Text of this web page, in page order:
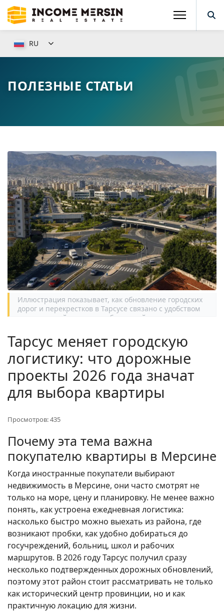
RU
ПОЛЕЗНЫЕ СТАТЬИ
Иллюстрация показывает, как обновление городских
дорог и перекрестков в Тарсусе связано с удобством
повседневной жизни и выбором района для покупки
Тарсус меняет городскую
логистику: что дорожные
проекты 2026 года значат
для выбора квартиры
Просмотров: 435
Почему эта тема важна
покупателю квартиры в Мерсине
Когда иностранные покупатели выбирают
недвижимость в Мерсине, они часто смотрят не
только на море, цену и планировку. Не менее важно
понять, как устроена ежедневная логистика:
насколько быстро можно выехать из района, где
возникают пробки, как удобно добираться до
госучреждений, больниц, школ и рабочих
маршрутов. В 2026 году Тарсус получил сразу
несколько подтвержденных дорожных обновлений,
поэтому этот район стоит рассматривать не только
как исторический центр провинции, но и как
практичную локацию для жизни.